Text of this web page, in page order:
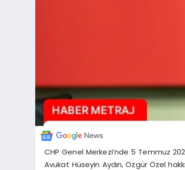
CHP Genel Merkezi’nde 5 Temmuz
Avukat Hüseyin Aydın, Özgür Özel